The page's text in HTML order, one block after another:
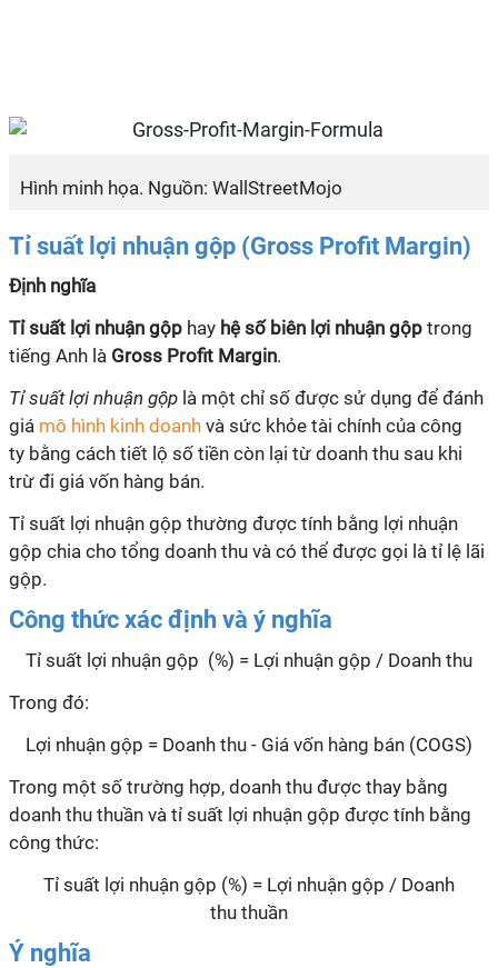
Hình minh họa. Nguồn: WallStreetMojo
Tỉ suất lợi nhuận gộp (Gross Profit Margin)
Định nghĩa
Tỉ suất lợi nhuận gộp hay hệ số biên lợi nhuận gộp trong
tiếng Anh là Gross Profit Margin.
Tỉ suất lợi nhuận gộp là một chỉ số được sử dụng để đánh
giá mô hình kinh doanh và sức khỏe tài chính của công
ty bằng cách tiết lộ số tiền còn lại từ doanh thu sau khi
trừ đi giá vốn hàng bán.
Tỉ suất lợi nhuận gộp thường được tính bằng lợi nhuận
gộp chia cho tổng doanh thu và có thể được gọi là tỉ lệ lãi
gộp.
Công thức xác định và ý nghĩa
Tỉ suất lợi nhuận gộp (%) = Lợi nhuận gộp / Doanh thu
Trong đó:
Lợi nhuận gộp = Doanh thu - Giá vốn hàng bán (COGS)
Trong một số trường hợp, doanh thu được thay bằng
doanh thu thuần và tỉ suất lợi nhuận gộp được tính bằng
công thức:
Tỉ suất lợi nhuận gộp (%) = Lợi nhuận gộp / Doanh
thu thuần
Ý nghĩa